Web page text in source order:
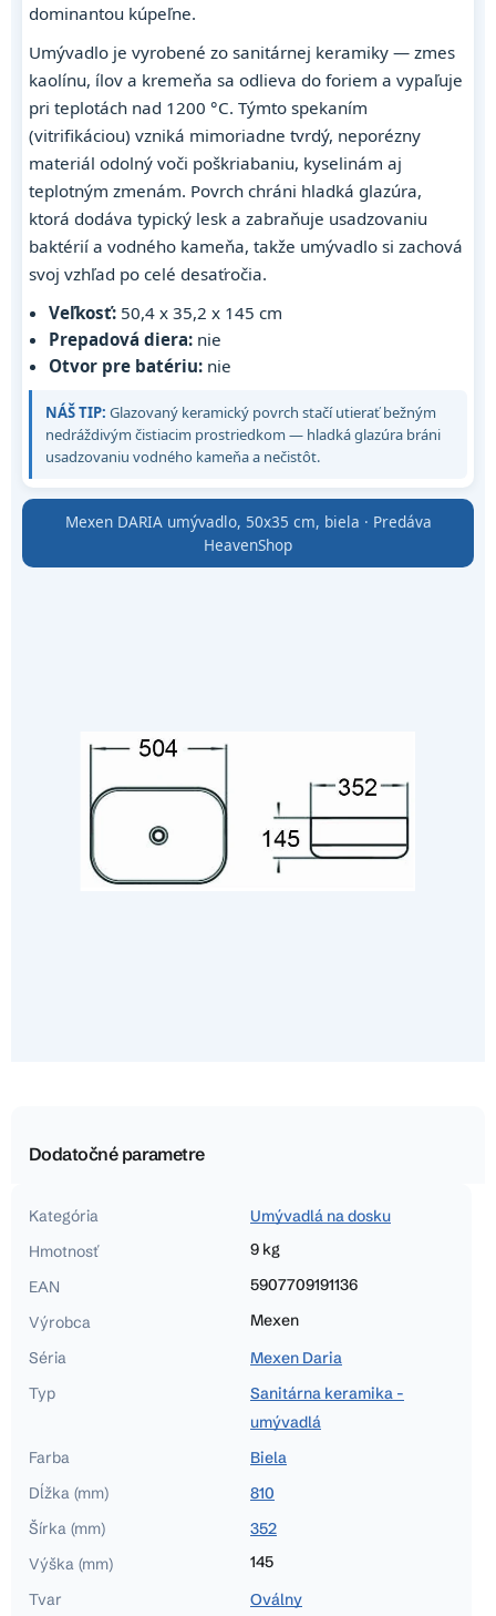
dominantou kúpeľne.
Umývadlo je vyrobené zo sanitárnej keramiky — zmes
kaolínu, ílov a kremeňa sa odlieva do foriem a vypaľuje
pri teplotách nad 1200 °C. Týmto spekaním
(vitrifikáciou) vzniká mimoriadne tvrdý, neporézny
materiál odolný voči poškriabaniu, kyselinám aj
teplotným zmenám. Povrch chráni hladká glazúra,
ktorá dodáva typický lesk a zabraňuje usadzovaniu
baktérií a vodného kameňa, takže umývadlo si zachová
svoj vzhľad po celé desaťročia.
Veľkosť: 50,4 x 35,2 x 145 cm
Prepadová diera: nie
Otvor pre batériu: nie
NÁŠ TIP: Glazovaný keramický povrch stačí utierať bežným
nedráždivým čistiacim prostriedkom — hladká glazúra bráni
usadzovaniu vodného kameňa a nečistôt.
Mexen DARIA umývadlo, 50x35 cm, biela · Predáva
HeavenShop
Dodatočné parametre
Kategória
Umývadlá na dosku
Hmotnosť
9 kg
EAN
5907709191136
Výrobca
Mexen
Séria
Mexen Daria
Typ
Sanitárna keramika -
umývadlá
Farba
Biela
Dĺžka (mm)
810
Šírka (mm)
352
Výška (mm)
145
Tvar
Oválny